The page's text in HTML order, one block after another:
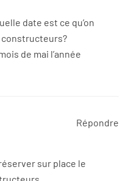
date est ce qu’on
constructeurs?
de mai l’année
sur place le
Répondre